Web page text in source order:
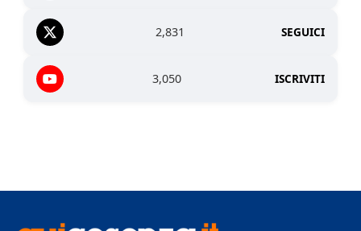
2,831 SEGUICI
3,050 ISCRIVITI